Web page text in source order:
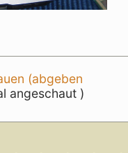
(abgeben
angeschaut )